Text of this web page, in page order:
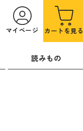
マイページ カートを見る
読みもの